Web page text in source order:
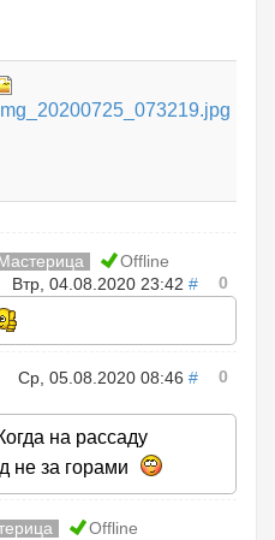
Offline
Втр, 04.08.2020 23:42 # 0
Ср, 05.08.2020 08:46 # 0
на рассаду
не за горами
Offline